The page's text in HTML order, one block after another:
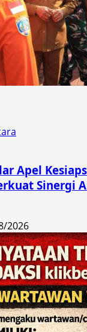
Apel
Sinergi
2026